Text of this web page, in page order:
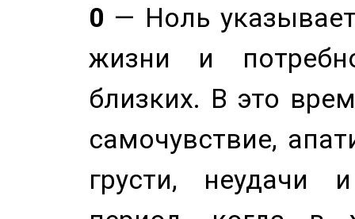
0 — Ноль
жизни и
близких. В это
самочувствие,
грусти, неудачи